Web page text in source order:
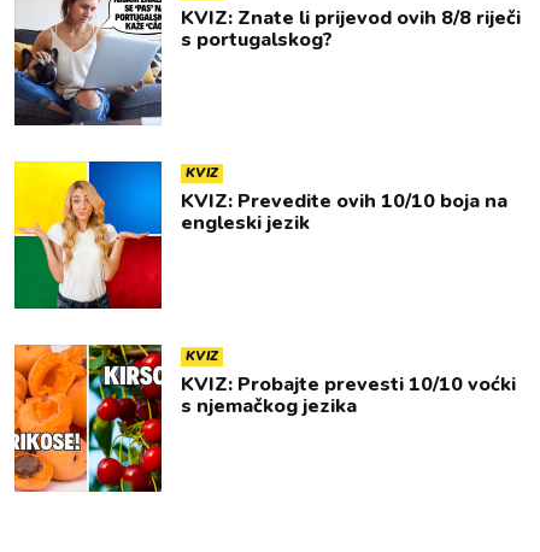
KVIZ: Znate li prijevod ovih 8/8 riječi
s portugalskog?
KVIZ
KVIZ: Prevedite ovih 10/10 boja na
engleski jezik
KVIZ
KVIZ: Probajte prevesti 10/10 voćki
s njemačkog jezika